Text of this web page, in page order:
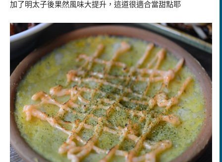
加了明太子後果然風味大提升，這道很適合當甜點耶